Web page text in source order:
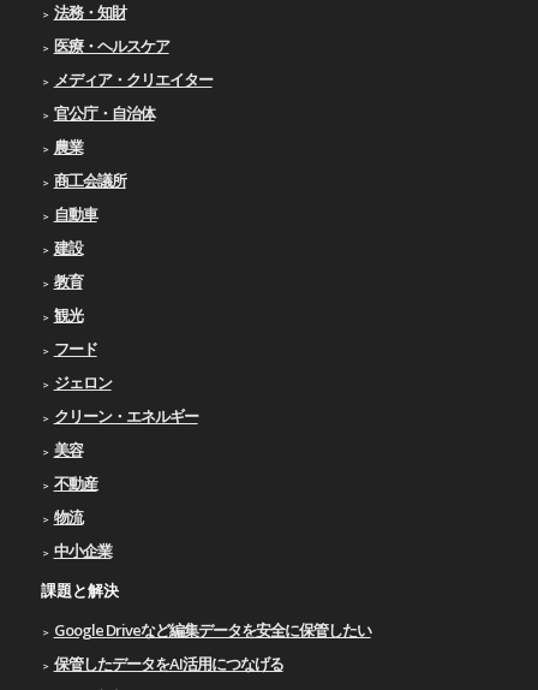
法務・知財
医療・ヘルスケア
メディア・クリエイター
官公庁・自治体
農業
商工会議所
自動車
建設
教育
観光
フード
ジェロン
クリーン・エネルギー
美容
不動産
物流
中小企業
課題と解決
Google Driveなど編集データを安全に保管したい
保管したデータをAI活用につなげる